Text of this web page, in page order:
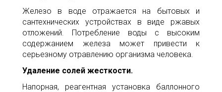
Железо в воде отражается на бытовых и
сантехнических устройствах в виде ржавых
отложений. Потребление воды с высоким
содержанием железа может привести к
серьезному отравлению организма человека.
Удаление солей жесткости.
Напорная, реагентная установка баллонного